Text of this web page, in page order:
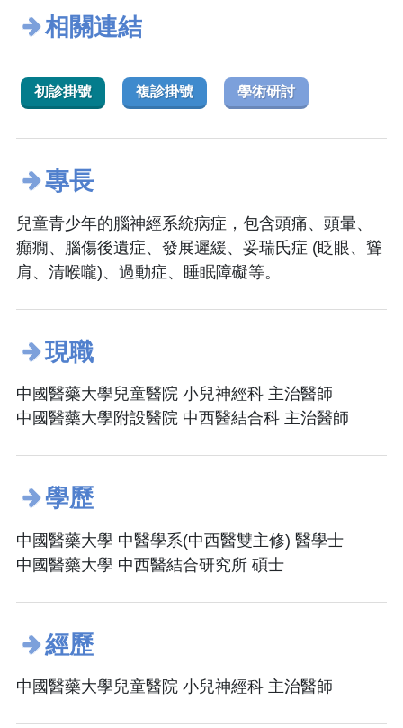
相關連結
初診掛號 複診掛號 學術研討
專長
兒童青少年的腦神經系統病症，包含頭痛、頭暈、
癲癇、腦傷後遺症、發展遲緩、妥瑞氏症 (眨眼、聳
肩、清喉嚨)、過動症、睡眠障礙等。
現職
中國醫藥大學兒童醫院 小兒神經科 主治醫師
中國醫藥大學附設醫院 中西醫結合科 主治醫師
學歷
中國醫藥大學 中醫學系(中西醫雙主修) 醫學士
中國醫藥大學 中西醫結合研究所 碩士
經歷
中國醫藥大學兒童醫院 小兒神經科 主治醫師